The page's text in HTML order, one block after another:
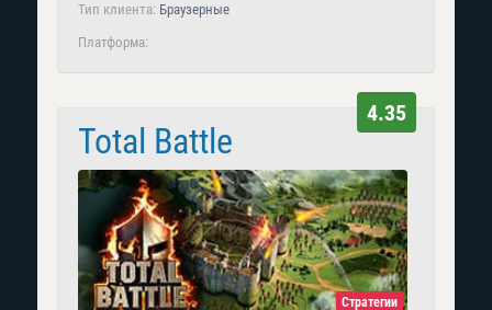
Тип клиента: Браузерные
Платформа:
Total Battle
4.35
Стратегии